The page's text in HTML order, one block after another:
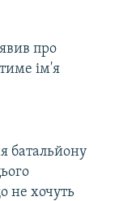
про
ім'я
батальйону
не хочуть